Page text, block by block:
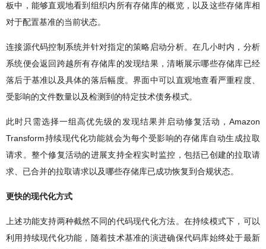
板中，能够直观地看到组织内所有存储库的概览，以及这些存储库相
对于配置基准的当前状态。
连接源代码控制系统并针对指定的策略启动分析。在几小时内，分析
系统便会返回跨越所有存储库的发现结果，清晰展示哪些存储库已经
落后于基准以及具体的落后幅度。界面中可以直观地查看严重程度、
受影响的文件数量以及检测到的特定技术债务模式。
此时只需选择一组高优先级的发现结果并启动修复活动，Amazon
Transform持续现代化功能就会为每个受影响的存储库自动生成拉取
请求。整个修复活动的进展支持全程实时监控，包括已创建的拉取请
求、已合并的拉取请求以及哪些存储库已成功恢复到合规状态。
更快的现代化方式
上述功能支持两种截然不同的代码现代化方法。在持续模式下，可以
利用持续现代化功能，随着技术基准的演进确保代码库始终处于最新